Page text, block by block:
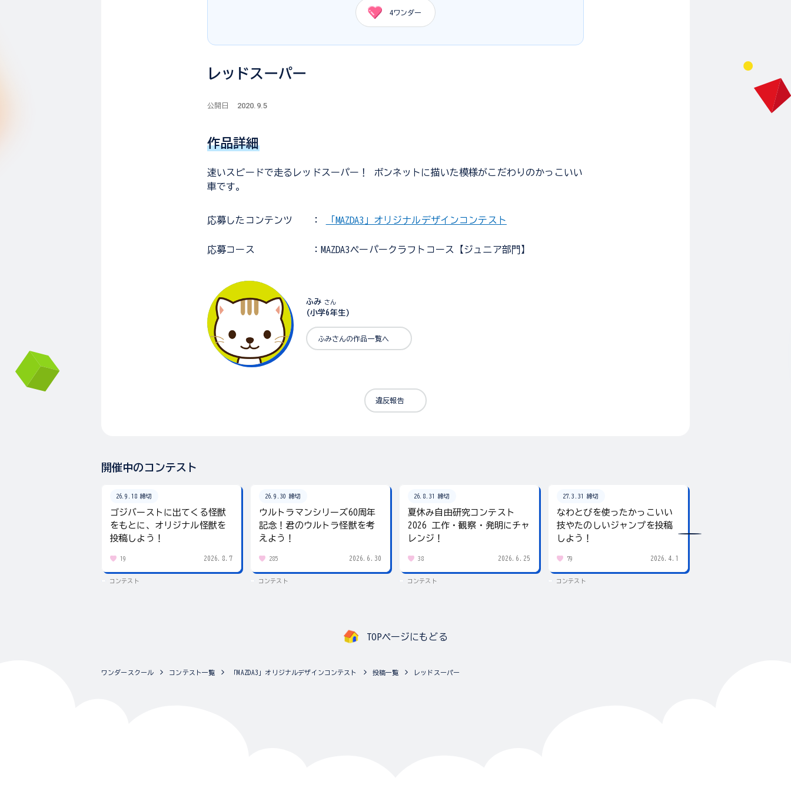
4ワンダー
レッドスーパー
公開日 2020.9.5
作品詳細
速いスピードで走るレッドスーパー！ ボンネットに描いた模様がこだわりのかっこいい
車です。
応募した コンテンツ ： 「MAZDA3」オリジナルデザインコンテスト
応募コース ：MAZDA3ペーパークラフトコース【ジュニア部門】
ふみ さん
(小学6年生)
ふみさんの作品一覧へ
違反報告
開催中のコンテスト
26.9.18 締切
ゴジバーストに出てくる怪獣
をもとに、オリジナル怪獣を
投稿しよう！
19 2026.8.7
コンテスト
26.9.30 締切
ウルトラマンシリーズ60周年
記念！君のウルトラ怪獣を考
えよう！
285 2026.6.30
コンテスト
26.8.31 締切
夏休み自由研究コンテスト
2026 工作・観察・発明にチャ
レンジ！
38 2026.6.25
コンテスト
27.3.31 締切
なわとびを使ったかっこいい
技やたのしいジャンプを投稿
しよう！
79 2026.4.1
コンテスト
TOPページにもどる
ワンダースクール コンテスト一覧 「MAZDA3」オリジナルデザインコンテスト 投稿一覧 レッドスーパー